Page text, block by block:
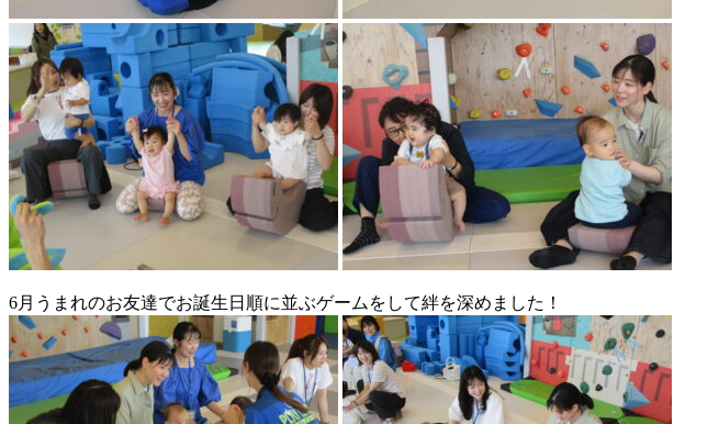
6月うまれのお友達でお誕生日順に並ぶゲームをして絆を深めました！